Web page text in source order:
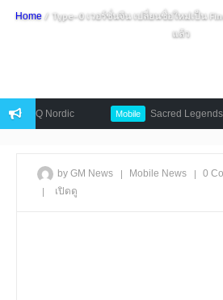
Home / Type-0 เวอร์ชั่นจีน เปลี่ยนชื่อใหม่เป็น
แล้ว
Nordic Mobile Sacred Legends เก
by GM News | Mobile News | 0
|
เปิดดู